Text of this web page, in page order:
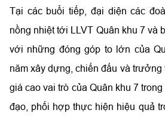
Tại các buổi tiếp, đại diện các
nồng nhiệt tới LLVT Quân khu 7 và
với những đóng góp to lớn của
năm xây dựng, chiến đấu và trưởng
giá cao vai trò của Quân khu 7
đạo, phối hợp thực hiện hiệu quả